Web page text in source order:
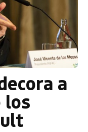
a
los